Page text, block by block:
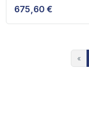
675,60 €
«